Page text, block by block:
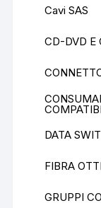
Cavi SAS
CD-DVD E
DATA
FIBRA
GRUPPI